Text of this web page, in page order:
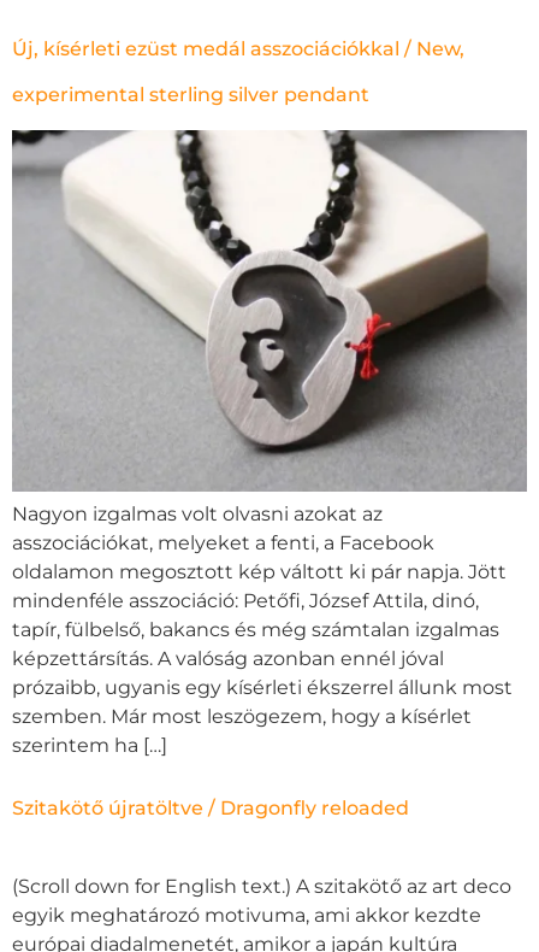
Új, kísérleti ezüst medál asszociációkkal / New,
experimental sterling silver pendant
Nagyon izgalmas volt olvasni azokat az
asszociációkat, melyeket a fenti, a Facebook
oldalamon megosztott kép váltott ki pár napja. Jött
mindenféle asszociáció: Petőfi, József Attila, dinó,
tapír, fülbelső, bakancs és még számtalan izgalmas
képzettársítás. A valóság azonban ennél jóval
prózaibb, ugyanis egy kísérleti ékszerrel állunk most
szemben. Már most leszögezem, hogy a kísérlet
szerintem ha […]
Szitakötő újratöltve / Dragonfly reloaded
(Scroll down for English text.) A szitakötő az art deco
egyik meghatározó motivuma, ami akkor kezdte
európai diadalmenetét, amikor a japán kultúra